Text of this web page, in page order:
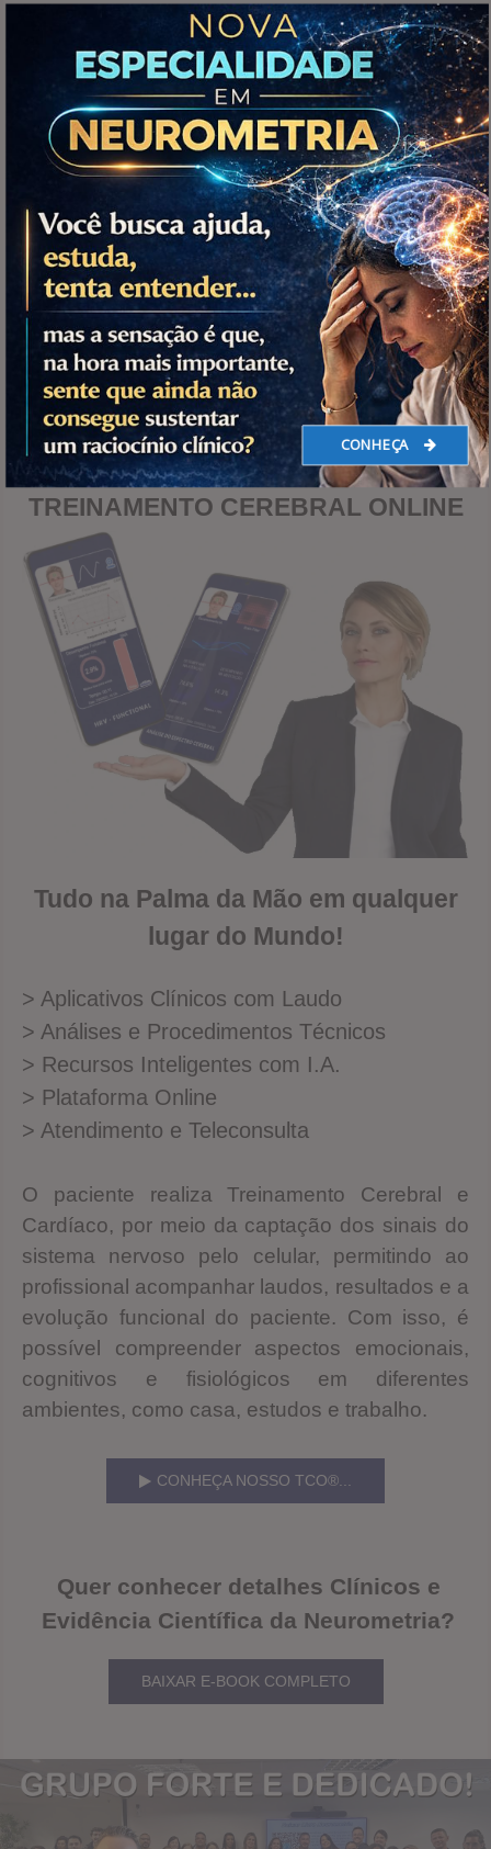
Diversão com Função!
A Neurometria possui outro equipamento médico
para treinamento cerebral baseado em jogos e
Inteligência Artificial, chamado Neuroplay®. O
sistema conta com software de última geração e
ferramentas estratégicas voltadas ao treinamento
neurofisiológico, com potencial para contribuir com
o desempenho funcional e cerebral dos pacientes,
conforme a aplicação profissional.
CONHEÇA NEUROPLAY®...
TREINAMENTO CEREBRAL ONLINE
Tudo na Palma da Mão em qualquer
lugar do Mundo!
> Aplicativos Clínicos com Laudo
> Análises e Procedimentos Técnicos
> Recursos Inteligentes com I.A.
> Plataforma Online
> Atendimento e Teleconsulta
O paciente realiza Treinamento Cerebral e
Cardíaco, por meio da captação dos sinais do
sistema nervoso pelo celular, permitindo ao
profissional acompanhar laudos, resultados e a
evolução funcional do paciente. Com isso, é
possível compreender aspectos emocionais,
cognitivos e fisiológicos em diferentes
ambientes, como casa, estudos e trabalho.
CONHEÇA NOSSO TCO®...
Quer conhecer detalhes Clínicos e
Evidência Científica da Neurometria?
BAIXAR E-BOOK COMPLETO
CONHEÇA